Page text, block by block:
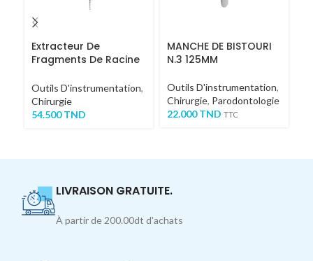
Extracteur De
Fragments De Racine
Outils D'instrumentation,
Chirurgie
54.500TND
MANCHE DE BISTOURI
N.3 125MM
Outils D'instrumentation,
Chirurgie, Parodontologie
22.000TND TTC
LIVRAISON GRATUITE.
À partir de 200.00dt d'achats